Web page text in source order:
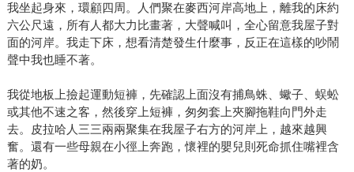
我坐起身來，環顧四周。人們聚在麥西河岸高地上，離我的床約
六公尺遠，所有人都大力比畫著，大聲喊叫，全心留意我屋子對
面的河岸。我走下床，想看清楚發生什麼事，反正在這樣的吵鬧
聲中我也睡不著。
我從地板上撿起運動短褲，先確認上面沒有捕鳥蛛、蠍子、蜈蚣
或其他不速之客，然後穿上短褲，匆匆套上夾腳拖鞋向門外走
去。皮拉哈人三三兩兩聚集在我屋子右方的河岸上，越來越興
奮。還有一些母親在小徑上奔跑，懷裡的嬰兒則死命抓住嘴裡含
著的奶。